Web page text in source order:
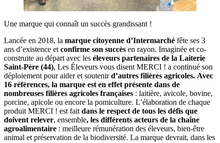
Une marque qui connaît un succès grandissant !
Lancée en 2018, la marque citoyenne d’Intermarché fête ses 3
ans d’existence et confirme son succès en rayon. Imaginée et co-
construite au départ avec les éleveurs partenaires de la Laiterie
Saint-Père (44), Les Éleveurs vous disent MERCI ! a continué son
déploiement pour aider et soutenird’autres filières agricoles. Avec
16 références, la marque est en effet présente dans de
nombreuses filières agricoles françaises : laitière, avicole, bovine,
porcine, apicole ou encore la pomiculture. L’élaboration de chaque
produit MERCI ! est fait dans le respect de tous les défis que
doivent relever, ensemble, les différents acteurs de la chaîne
agroalimentaire : meilleure rémunération des éleveurs, bien-être
animal et préservation de la biodiversité. La marque devrait, dans les